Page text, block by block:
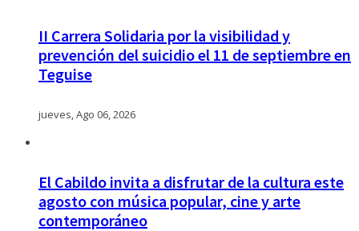
II Carrera Solidaria por la visibilidad y
prevención del suicidio el 11 de septiembre en
Teguise
jueves, Ago 06, 2026
El Cabildo invita a disfrutar de la cultura este
agosto con música popular, cine y arte
contemporáneo